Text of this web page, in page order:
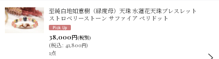
至純白地如意樹（緑度母）天珠 水蓮花天珠ブレスレット
ストロベリーストーン サファイア ペリドット
38,000円(税別)
(税込: 41,800円)
1点